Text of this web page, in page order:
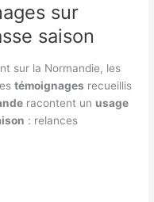
sur
saison
sur la Normandie, les
témoignages recueillis
racontent un usage
: relances